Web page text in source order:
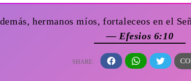
hermanos míos, fortaleceos en el
— Efesios 6:10